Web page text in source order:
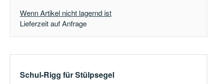
Wenn Artikel nicht lagernd ist
Lieferzeit auf Anfrage
Schul-Rigg für Stülpsegel